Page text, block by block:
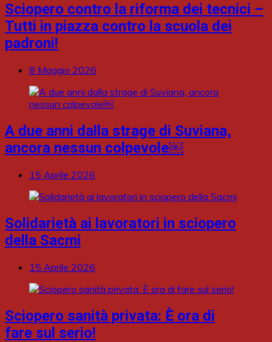
Sciopero contro la riforma dei tecnici –
Tutti in piazza contro la scuola dei
padroni!
8 Maggio 2026
A due anni dalla strage di Suviana,
ancora nessun colpevole￼
15 Aprile 2026
Solidarietà ai lavoratori in sciopero
della Sacmi
15 Aprile 2026
Sciopero sanità privata: È ora di
fare sul serio!